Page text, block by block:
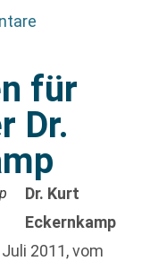
für
Dr.
Dr. Kurt
Eckernkamp
2011, vom